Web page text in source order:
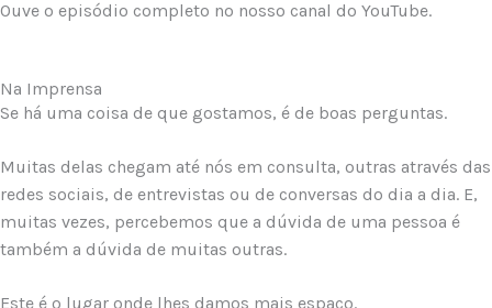
Ouve o episódio completo no nosso canal do YouTube.
Na Imprensa
Se há uma coisa de que gostamos, é de boas perguntas.
Muitas delas chegam até nós em consulta, outras através das
redes sociais, de entrevistas ou de conversas do dia a dia. E,
muitas vezes, percebemos que a dúvida de uma pessoa é
também a dúvida de muitas outras.
Este é o lugar onde lhes damos mais espaço.